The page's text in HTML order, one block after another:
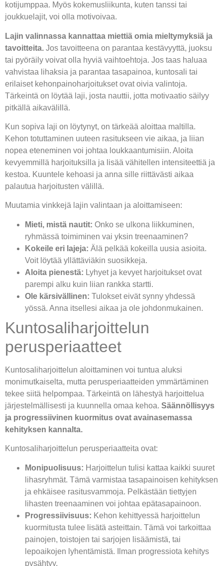
kotijumppaa. Myös kokemusliikunta, kuten tanssi tai
joukkuelajit, voi olla motivoivaa.
Lajin valinnassa kannattaa miettiä omia mieltymyksiä ja
tavoitteita. Jos tavoitteena on parantaa kestävyyttä, juoksu
tai pyöräily voivat olla hyviä vaihtoehtoja. Jos taas haluaa
vahvistaa lihaksia ja parantaa tasapainoa, kuntosali tai
erilaiset kehonpainoharjoitukset ovat oivia valintoja.
Tärkeintä on löytää laji, josta nauttii, jotta motivaatio säilyy
pitkällä aikavälillä.
Kun sopiva laji on löytynyt, on tärkeää aloittaa maltilla.
Kehon totuttaminen uuteen rasitukseen vie aikaa, ja liian
nopea eteneminen voi johtaa loukkaantumisiin. Aloita
kevyemmillä harjoituksilla ja lisää vähitellen intensiteettiä ja
kestoa. Kuuntele kehoasi ja anna sille riittävästi aikaa
palautua harjoitusten välillä.
Muutamia vinkkejä lajin valintaan ja aloittamiseen:
Mieti, mistä nautit: Onko se ulkona liikkuminen,
ryhmässä toimiminen vai yksin treenaaminen?
Kokeile eri lajeja: Älä pelkää kokeilla uusia asioita.
Voit löytää yllättäviäkin suosikkeja.
Aloita pienestä: Lyhyet ja kevyet harjoitukset ovat
parempi alku kuin liian rankka startti.
Ole kärsivällinen: Tulokset eivät synny yhdessä
yössä. Anna itsellesi aikaa ja ole johdonmukainen.
Kuntosaliharjoittelun
perusperiaatteet
Kuntosaliharjoittelun aloittaminen voi tuntua aluksi
monimutkaiselta, mutta perusperiaatteiden ymmärtäminen
tekee siitä helpompaa. Tärkeintä on lähestyä harjoittelua
järjestelmällisesti ja kuunnella omaa kehoa. Säännöllisyys
ja progressiivinen kuormitus ovat avainasemassa
kehityksen kannalta.
Kuntosaliharjoittelun perusperiaatteita ovat:
Monipuolisuus: Harjoittelun tulisi kattaa kaikki suuret
lihasryhmät. Tämä varmistaa tasapainoisen kehityksen
ja ehkäisee rasitusvammoja. Pelkästään tiettyjen
lihasten treenaaminen voi johtaa epätasapainoon.
Progressiivisuus: Kehon kehittyessä harjoittelun
kuormitusta tulee lisätä asteittain. Tämä voi tarkoittaa
painojen, toistojen tai sarjojen lisäämistä, tai
lepoaikojen lyhentämistä. Ilman progressiota kehitys
pysähtyy.